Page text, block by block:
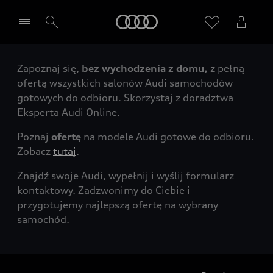
Wybierz Twojego Partnera Audi
Zapoznaj się, bez wychodzenia z domu, z pełną
ofertą wszystkich salonów Audi samochodów
gotowych do odbioru. Skorzystaj z doradztwa
Eksperta Audi Online.
Poznaj ofertę na modele Audi gotowe do odbioru.
Zobacz tutaj.
Znajdź swoje Audi, wypełnij i wyślij formularz
kontaktowy. Zadzwonimy do Ciebie i
przygotujemy najlepszą ofertę na wybrany
samochód.